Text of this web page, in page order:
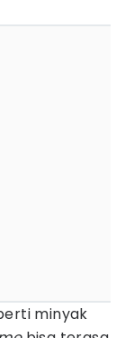
minyak